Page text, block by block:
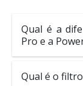
Qual é a
Pro e a
Qual é o